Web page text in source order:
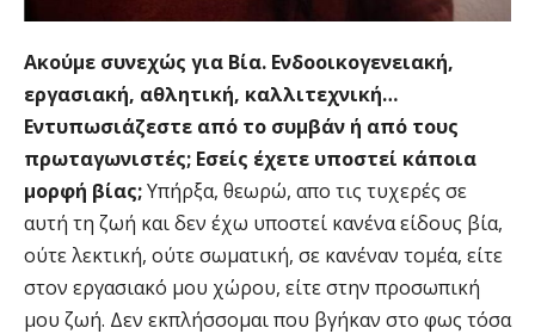
Ακούμε συνεχώς για Βία. Ενδοοικογενειακή,
εργασιακή, αθλητική, καλλιτεχνική…
Εντυπωσιάζεστε από το συμβάν ή από τους
πρωταγωνιστές; Εσείς έχετε υποστεί κάποια
μορφή βίας;Υπήρξα, θεωρώ, απο τις τυχερές σε
αυτή τη ζωή και δεν έχω υποστεί κανένα είδους βία,
ούτε λεκτική, ούτε σωματική, σε κανέναν τομέα, είτε
στον εργασιακό μου χώρου, είτε στην προσωπική
μου ζωή. Δεν εκπλήσσομαι που βγήκαν στο φως τόσα